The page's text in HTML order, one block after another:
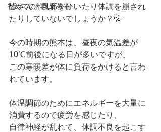
初めての離乳食教室
皆さん、風邪をひいたり体調を崩され
たりしていないでしょうか？💦
今の時期の熊本は、昼夜の気温差が
10℃前後になる日が多いですが、
この寒暖差が体に負荷をかけると言わ
れています。
体温調節のためにエネルギーを大量に
消費するので疲労を感じたり、
自律神経が乱れて、体調不良を起こす